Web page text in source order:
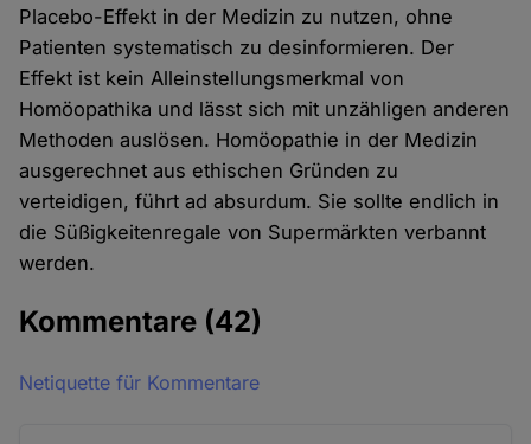
Placebo-Effekt in der Medizin zu nutzen, ohne
Patienten systematisch zu desinformieren. Der
Effekt ist kein Alleinstellungsmerkmal von
Homöopathika und lässt sich mit unzähligen anderen
Methoden auslösen. Homöopathie in der Medizin
ausgerechnet aus ethischen Gründen zu
verteidigen, führt ad absurdum. Sie sollte endlich in
die Süßigkeitenregale von Supermärkten verbannt
werden.
Kommentare (42)
Netiquette für Kommentare